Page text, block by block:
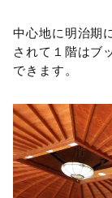
中心地に明治期
されて１階はブ
できます。